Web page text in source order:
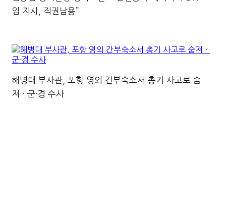
입 지시, 직권남용”
해병대 부사관, 포항 영외 간부숙소서 총기 사고로 숨
져…군·경 수사